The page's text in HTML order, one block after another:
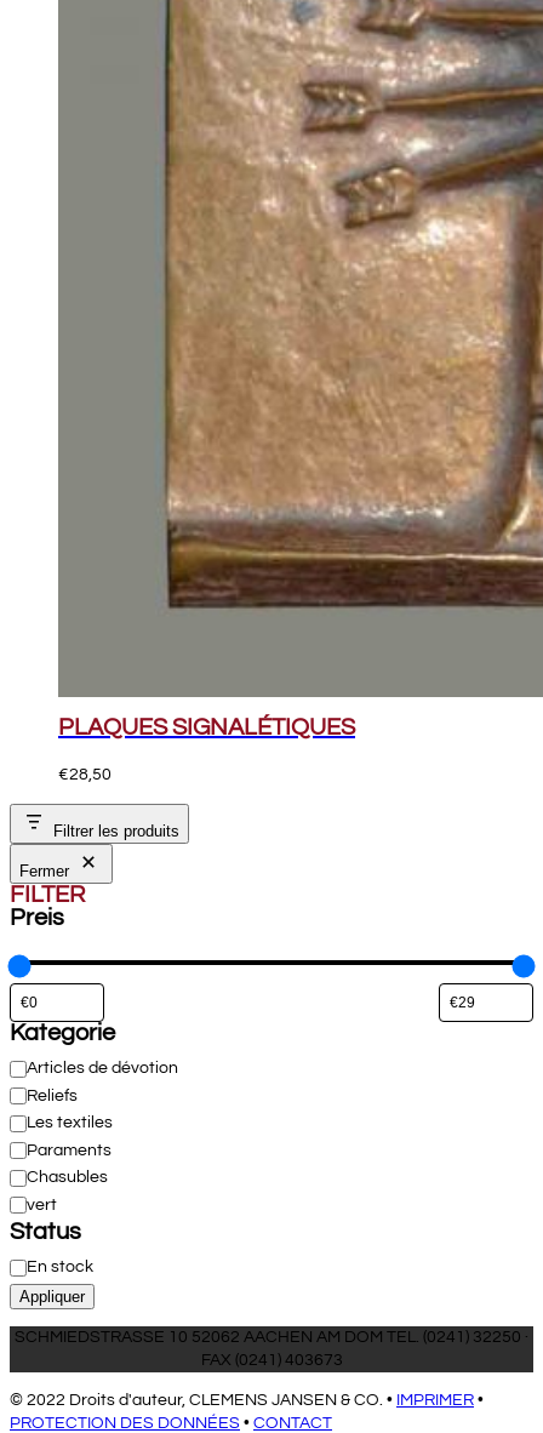
PLAQUES SIGNALÉTIQUES
€28,50
Filtrer les produits
Fermer
FILTER
Preis
Kategorie
Catégorie
Articles de dévotion
Reliefs
Les textiles
Paraments
Chasubles
vert
Status
ÉtatEn stock
Appliquer
SCHMIEDSTRASSE 10 52062 AACHEN AM DOM TEL. (0241) 32250 ·
FAX (0241) 403673
© 2022 Droits d'auteur, CLEMENS JANSEN & CO. • IMPRIMER •
PROTECTION DES DONNÉES • CONTACT